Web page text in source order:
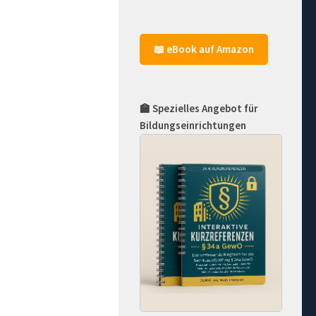
📖 eBook auf Amazon
🏫 Spezielles Angebot für
Bildungseinrichtungen